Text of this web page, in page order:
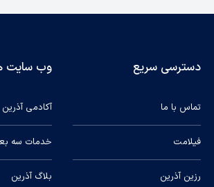
دسترسی سریع
تماس با ما
فیلامت
رزین آذرین
وب سایت
آکادمی آذرین
خدمات سه
بلاگ آذرین